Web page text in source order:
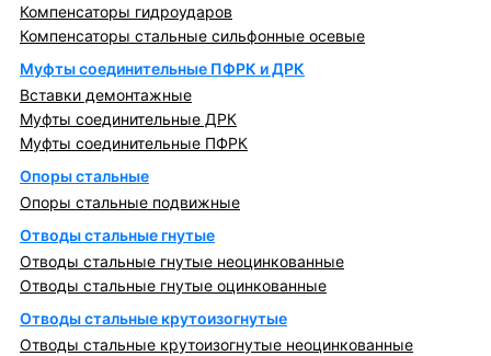
Компенсаторы гидроударов
Компенсаторы стальные сильфонные осевые
Муфты соединительные ПФРК и ДРК
Вставки демонтажные
Муфты соединительные ДРК
Муфты соединительные ПФРК
Опоры стальные
Опоры стальные подвижные
Отводы стальные гнутые
Отводы стальные гнутые неоцинкованные
Отводы стальные гнутые оцинкованные
Отводы стальные крутоизогнутые
Отводы стальные крутоизогнутые неоцинкованные